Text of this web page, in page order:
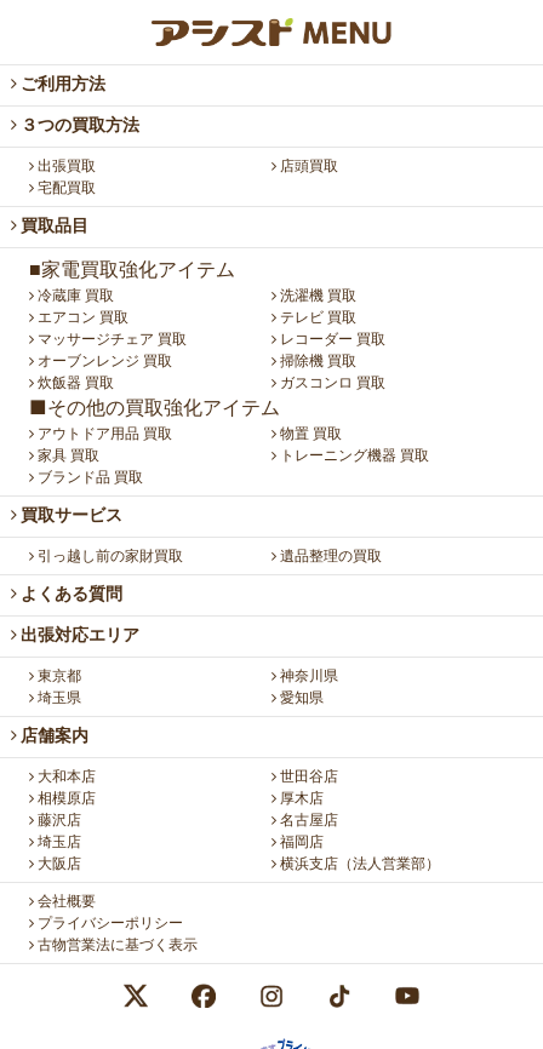
ご利用方法
３つの買取方法
出張買取
店頭買取
宅配買取
買取品目
■家電買取強化アイテム
冷蔵庫 買取
洗濯機 買取
エアコン 買取
テレビ 買取
マッサージチェア 買取
レコーダー 買取
オーブンレンジ 買取
掃除機 買取
炊飯器 買取
ガスコンロ 買取
■その他の買取強化アイテム
アウトドア用品 買取
物置 買取
家具 買取
トレーニング機器 買取
ブランド品 買取
買取サービス
引っ越し前の家財買取 遺品整理の買取
よくある質問
出張対応エリア
東京都
神奈川県
埼玉県
愛知県
店舗案内
大和本店
世田谷店
相模原店
厚木店
藤沢店
名古屋店
埼玉店
福岡店
大阪店
横浜支店（法人営業部）
会社概要
プライバシーポリシー
古物営業法に基づく表示